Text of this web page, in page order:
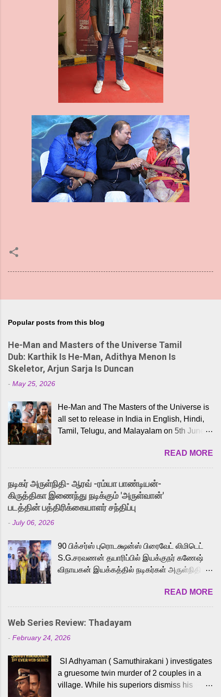
Popular posts from this blog
He-Man and Masters of the Universe Tamil
Dub: Karthik Is He-Man, Adithya Menon Is
Skeletor, Arjun Sarja Is Duncan
- May 25, 2026
He-Man and The Masters of the Universe is
all set to release in India in English, Hindi,
Tamil, Telugu, and Malayalam on 5th June,
received a lot of love from cult He-Man fans
and offered audiences an exciting glimpse
into the world of Eternia, the recently
released Tamil trailer has also generated
strong excitement among Tamil audiences.
Adding to the growing buzz is the film’s
to the iconic superhero He-Man. Known for
memorable songs like “Behene De” from
Raavan, “Oru Maalai” from Ghajini, and
loved for his versatile voice and strong
command over multiple languages, making
him a strong fit for the legendary character.
cinema, voices the menacing Skeletor
across the Tamil, Malayalam, and Telugu
versions. Joining them is Action King Arjun...
READ MORE
நடிகர் அருள்நிதி- ஆரவ் -ரம்யா பாண்டியன்-
கிருத்திகா இணைந்து நடிக்கும் 'அருள்வான்'
படத்தின் பத்திரிக்கையாளர் சந்திப்பு
- July 06, 2026
90 பிக்சர்ஸ் புரொடக்ஷன்ஸ் பிரைவேட் லிமிடெட்
S.G.சரவணன் தயாரிப்பில் இயக்குநர் கணேஷ்
விநாயகன் இயக்கத்தில் நடிகர்கள் அருள்நிதி -
முக்கிய வேடத்தில் இணைந்து நடித்திருக்கும்
'அருள்வான்' திரைப்படத்தினை
பத்திரிக்கையாளர் சந்திப்பு சென்னையில்
நடைபெற்றது. இயக்குநர் கணேஷ் விநாயகன்
இயக்கத்தில் உருவாகியுள்ள 'அருள்வான்'
வெங்கட், ரம்யா பாண்டியன், வி டி வி கணேஷ் ,
ஜான் விஜய், பேபி கிருத்திகா, 'பருத்திவீரன்'
சரவணன், ஹரிஷ் உத்தமன் உள்ளிட்ட பலர்
READ MORE
Web Series Review: Thadayam
- February 24, 2026
SI Adhyaman ( Samuthirakani ) investigates
a gruesome twin murder of 2 couples in a
village. While his superiors dismiss his